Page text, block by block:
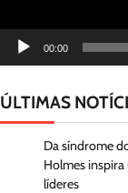
00:00
ÚLTIMAS
Da síndrome
Holmes inspira
líderes